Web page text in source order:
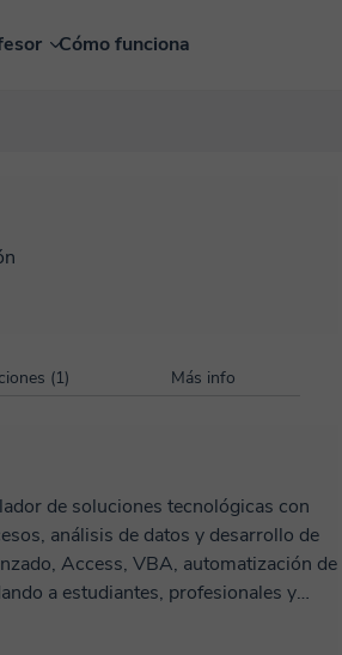
Cómo funciona
(1) Más info
de soluciones tecnológicas con
análisis de datos y desarrollo de
a estudiantes, profesionales y
prácticas y aplicables al mundo real.